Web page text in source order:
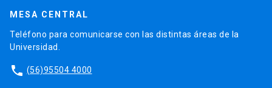
MESA CENTRAL
Teléfono para comunicarse con las distintas áreas de la
Universidad.
phone (56)95504 4000